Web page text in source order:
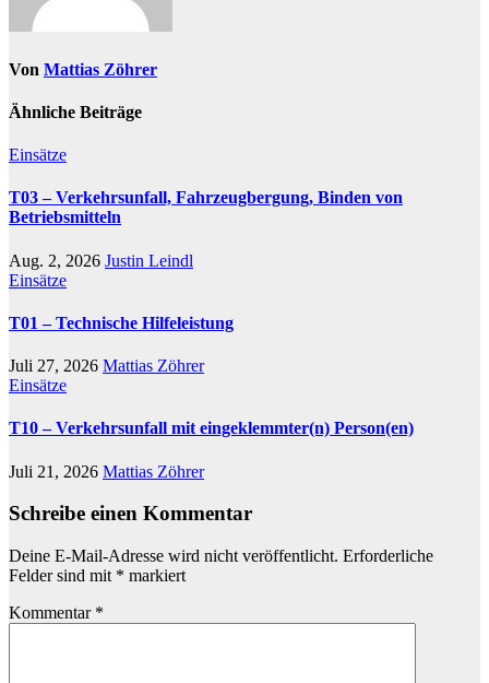
Von Mattias Zöhrer
Ähnliche Beiträge
Einsätze
T03 – Verkehrsunfall, Fahrzeugbergung, Binden von
Betriebsmitteln
Aug. 2, 2026 Justin Leindl
Einsätze
T01 – Technische Hilfeleistung
Juli 27, 2026 Mattias Zöhrer
Einsätze
T10 – Verkehrsunfall mit eingeklemmter(n) Person(en)
Juli 21, 2026 Mattias Zöhrer
Schreibe einen Kommentar
Deine E-Mail-Adresse wird nicht veröffentlicht. Erforderliche
Felder sind mit * markiert
Kommentar *